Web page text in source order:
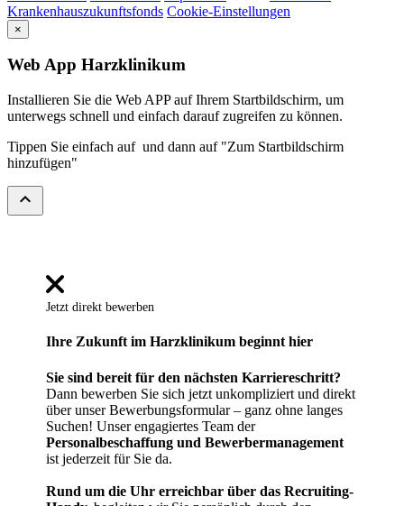
Krankenhauszukunftsfonds Cookie-Einstellungen
×
Web App Harzklinikum
Installieren Sie die Web APP auf Ihrem Startbildschirm, um
unterwegs schnell und einfach darauf zugreifen zu können.
Tippen Sie einfach auf und dann auf "Zum Startbildschirm
hinzufügen"
expand_less
Jetzt direkt bewerben
Ihre Zukunft im Harzklinikum beginnt hier
Sie sind bereit für den nächsten Karriereschritt?
Dann bewerben Sie sich jetzt unkompliziert und direkt
über unser Bewerbungsformular – ganz ohne langes
Suchen! Unser engagiertes Team der
Personalbeschaffung und Bewerbermanagement
ist jederzeit für Sie da.
Rund um die Uhr erreichbar über das Recruiting-